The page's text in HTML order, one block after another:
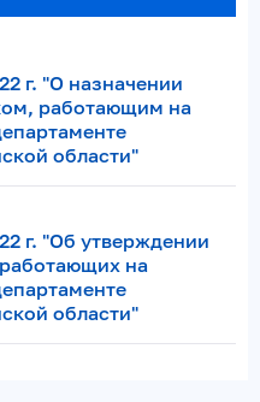
г. "О назначении
работающим на
области"
г. "Об утверждении
на
области"